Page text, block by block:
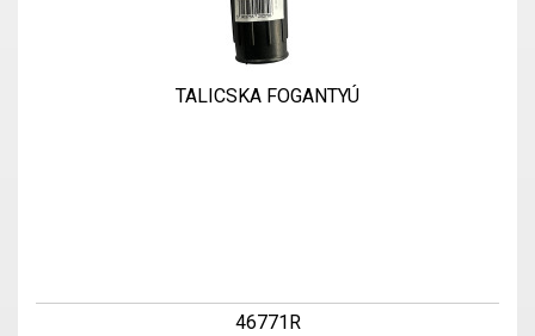
TALICSKA FOGANTYÚ
46771R